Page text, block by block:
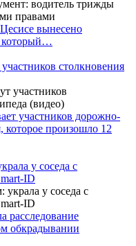
вынесено
который…
столкновения
участников дорожно-
которое произошло 12
у соседа с
ID
расследование
обкрадывании